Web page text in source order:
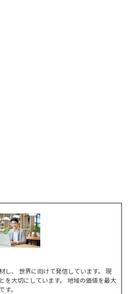
し、 世界に向けて発信しています。 現
を大切にしています。 地域の価値を最大
。